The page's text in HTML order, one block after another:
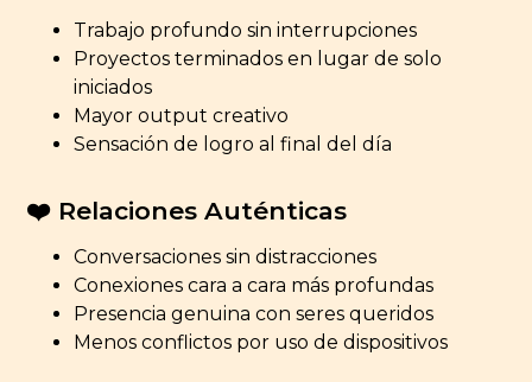
Trabajo profundo sin interrupciones
Proyectos terminados en lugar de solo
iniciados
Mayor output creativo
Sensación de logro al final del día
❤️ Relaciones Auténticas
Conversaciones sin distracciones
Conexiones cara a cara más profundas
Presencia genuina con seres queridos
Menos conflictos por uso de dispositivos